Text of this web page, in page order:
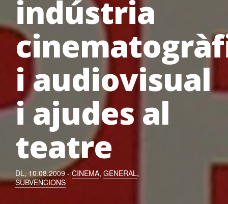
indústria
i audiovisual
i ajudes al
teatre
DL, 10.08.2009 -CINEMA, GENERAL,
SUBVENCIONS